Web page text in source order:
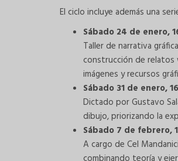
El ciclo incluye además una
Sábado 24 de enero,
Taller de narrativa
construcción de relatos
imágenes y recursos
Sábado 31 de enero,
Dictado por Gustavo
dibujo, priorizando la
Sábado 7 de febrero,
A cargo de Cel